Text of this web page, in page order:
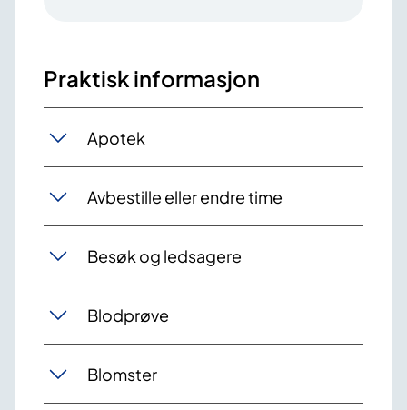
Praktisk informasjon
Apotek
Avbestille eller endre time
Besøk og ledsagere
Blodprøve
Blomster